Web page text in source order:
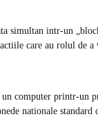
simultan intr-un
care au rolul de
un computer printr-un
nationale